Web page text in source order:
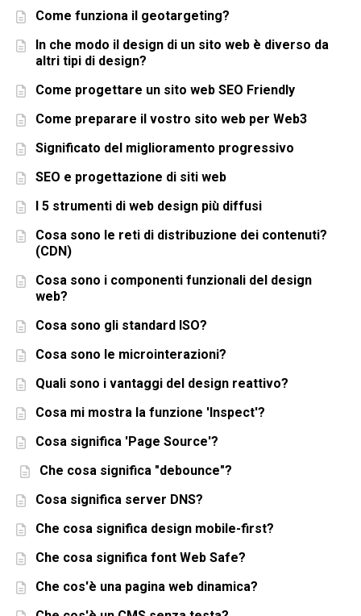
Come funziona il geotargeting?
In che modo il design di un sito web è diverso da
altri tipi di design?
Come progettare un sito web SEO Friendly
Come preparare il vostro sito web per Web3
Significato del miglioramento progressivo
SEO e progettazione di siti web
I 5 strumenti di web design più diffusi
Cosa sono le reti di distribuzione dei contenuti?
(CDN)
Cosa sono i componenti funzionali del design
web?
Cosa sono gli standard ISO?
Cosa sono le microinterazioni?
Quali sono i vantaggi del design reattivo?
Cosa mi mostra la funzione 'Inspect'?
Cosa significa 'Page Source'?
Che cosa significa "debounce"?
Cosa significa server DNS?
Che cosa significa design mobile-first?
Che cosa significa font Web Safe?
Che cos'è una pagina web dinamica?